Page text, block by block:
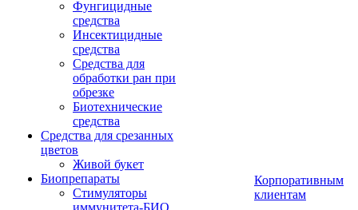
Фунгицидные
средства
Инсектицидные
средства
Средства для
обработки ран при
обрезке
Биотехнические
средства
Средства для срезанных
цветов
Живой букет
Биопрепараты
Стимуляторы
иммунитета-БИО
Корпоративным
клиентам